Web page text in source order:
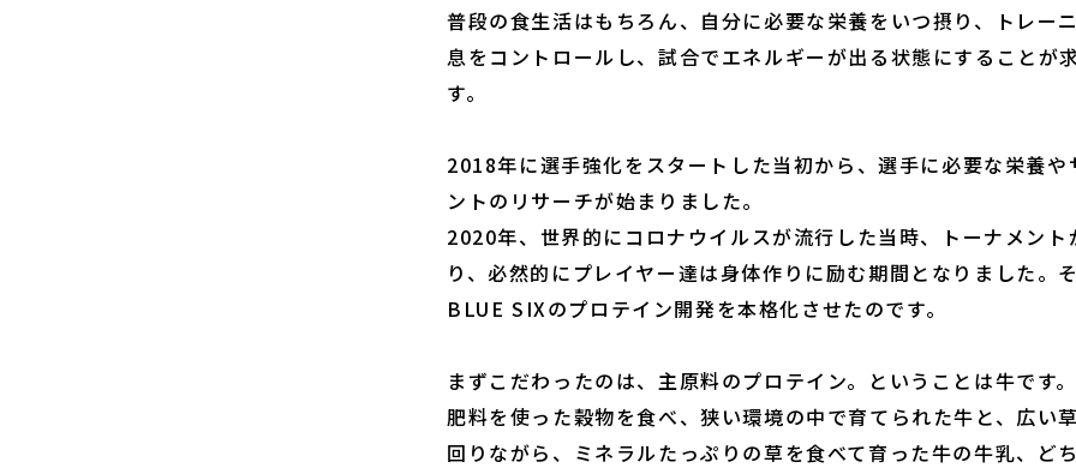
普段の食生活はもちろん、自分に必要な栄養をいつ摂り、トレー
息をコントロールし、試合でエネルギーが出る状態にすることが
す。
2018年に選手強化をスタートした当初から、選手に必要な栄養や
ントのリサーチが始まりました。
2020年、世界的にコロナウイルスが流行した当時、トーナメント
り、必然的にプレイヤー達は身体作りに励む期間となりました。
BLUE SIXのプロテイン開発を本格化させたのです。
まずこだわったのは、主原料のプロテイン。ということは牛です。
肥料を使った穀物を食べ、狭い環境の中で育てられた牛と、広い
回りながら、ミネラルたっぷりの草を食べて育った牛の牛乳、ど